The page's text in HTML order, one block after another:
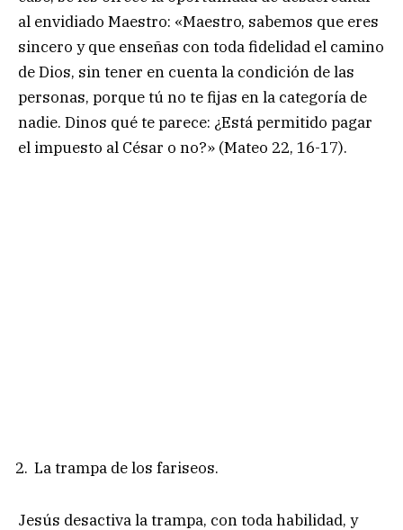
al envidiado Maestro: «Maestro, sabemos que eres
sincero y que enseñas con toda fidelidad el camino
de Dios, sin tener en cuenta la condición de las
personas, porque tú no te fijas en la categoría de
nadie. Dinos qué te parece: ¿Está permitido pagar
el impuesto al César o no?» (Mateo 22, 16-17).
La trampa de los fariseos.
Jesús desactiva la trampa, con toda habilidad, y